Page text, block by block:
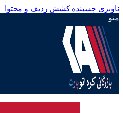
ناوبری چسبنده کشش ردیف و محتوا
منو